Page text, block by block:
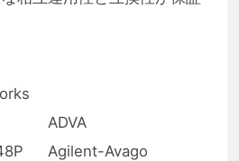
ADVA
Agilent-Avago